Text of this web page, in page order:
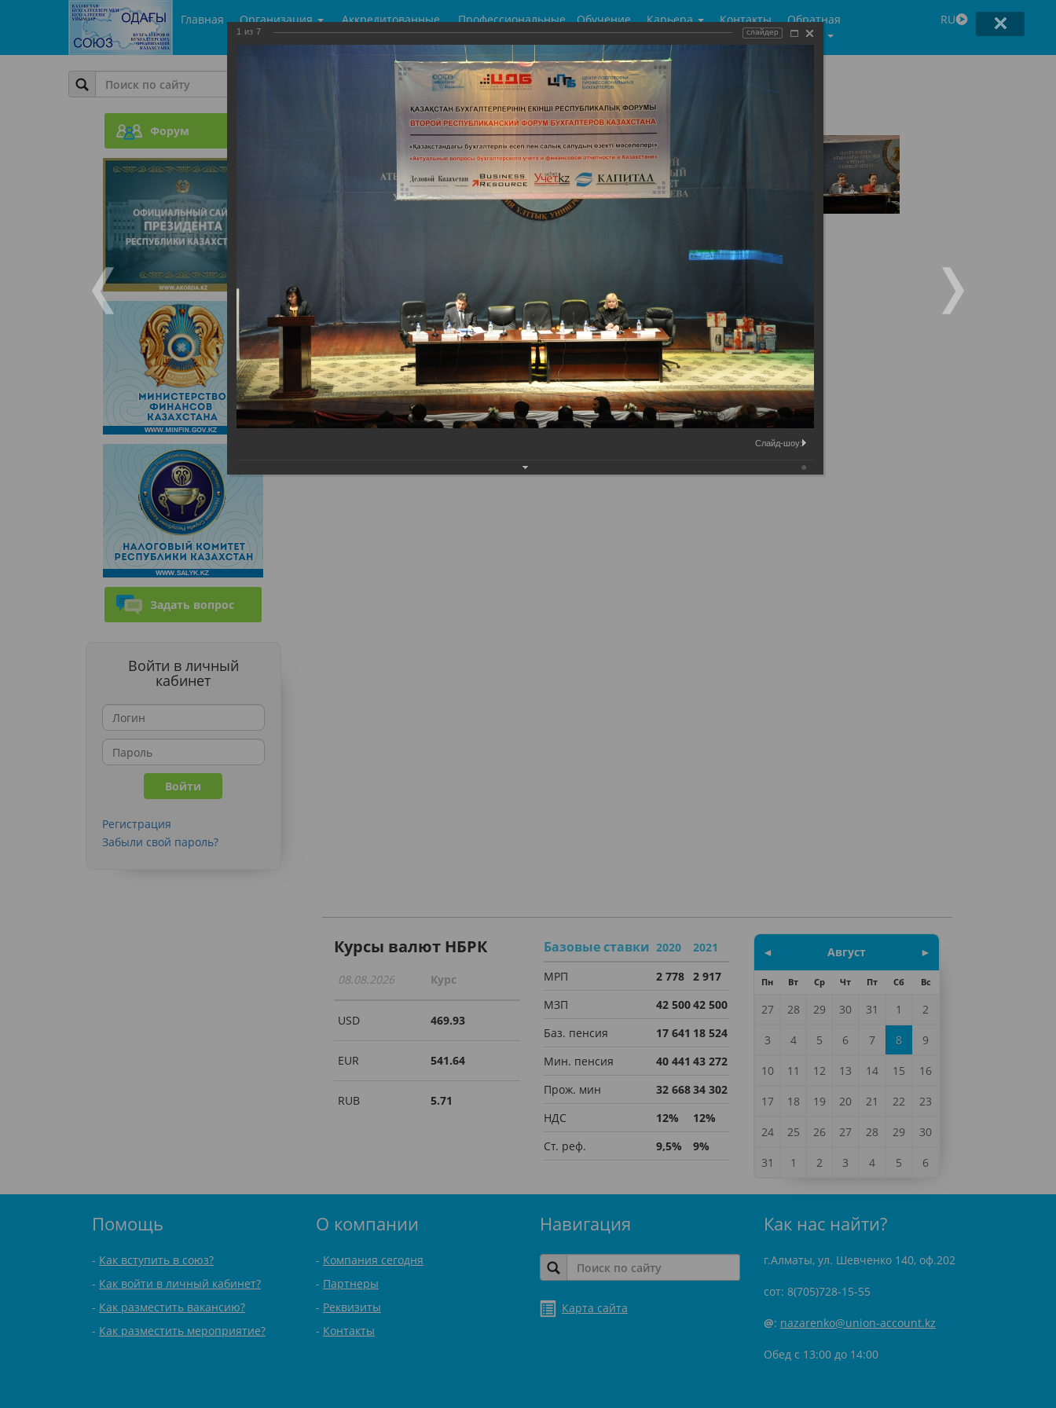
Главная Организация
Аккредитованные
центры
Профессиональные
бухгалтеры
Обучение Карьера Контакты
Обратная
связь
RU
Форум
Задать вопрос
Войти в личный
кабинет
Регистрация
Забыли свой пароль?
Фотогалерея
Второй Республиканский форум бухгалтеров Казахстана
Курсы валют НБРК
08.08.2026 Курс
USD 469.93
EUR 541.64
RUB 5.71
Базовые ставки 2020
2021
МРП
2 778 2 917
МЗП
42 50042 500
Баз. пенсия
17 641 18 524
Мин. пенсия
40 441 43 272
Прож. мин
32 66834 302
НДС
12%
12%
Ст. реф.
9,5% 9%
◄ ►
Август
Пн Вт Ср Чт Пт Сб Вс
27 28 29 30 31 1 2
3 4 5 6 7 8 9
10 11 12 13 14 15 16
17 18 19 20 21 22 23
24 25 26 27 28 29 30
31 1 2 3 4 5 6
Помощь
Как вступить в союз?
Как войти в личный кабинет?
Как разместить вакансию?
Как разместить мероприятие?
О компании
Компания сегодня
Партнеры
Реквизиты
Контакты
Навигация
Карта сайта
Как нас найти?
г.Алматы, ул. Шевченко 140, оф.202
сот: 8(705)728-15-55
@: nazarenko@union-account.kz
Обед с 13:00 до 14:00
1 из 7 слайдер
Слайд-шоу: